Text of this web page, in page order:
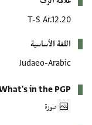
T-S Ar.12.20
اللغة الأساسية
Judaeo-Arabic
What's in the PGP
صورة